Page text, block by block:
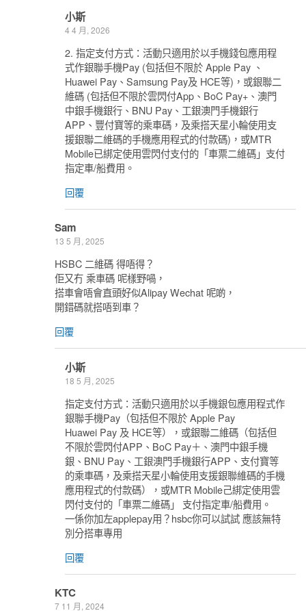
小斯
4 4 月, 2026
2. 指定支付方式：活動只適用於以手機錢包應用程
式作銀聯手機Pay (包括但不限於 Apple Pay 、
Huawei Pay、Samsung Pay及 HCE等)，或銀聯二
維碼 (包括但不限於雲閃付App、BoC Pay+、澳門
中銀手機銀行、BNU Pay、工銀澳門手機銀行
APP、豐付寶等的乘車碼，及乘搭天星小輪使用支
援銀聯二維碼的手機應用程式的付款碼)，或MTR
Mobile已綁定使用雲閃付支付的「車票二維碼」支付
指定車/船費用。
回覆
Sam
13 5 月, 2025
HSBC 二維碼 得唔得？
佢又冇 乘車碼 呢樣野喎，
搭車會唔會直頭好似Alipay Wechat 呢啲，
開錯碼就搭唔到車？
回覆
小斯
18 5 月, 2025
指定支付方式：活動只適用於以手機銀包應用程式作
銀聯手機Pay（包括但不限於 Apple Pay
Huawei Pay 及 HCE等），或銀聯二維碼（包括但
不限於雲閃付APP、BoC Pay＋、澳門中銀手機
銀、BNU Pay、工銀澳門手機銀行APP、支付寶等
的乘車碼，及乘搭天星小輪使用支援銀聯維碼的手機
應用程式的付款碼），或MTR Mobile己綁定使用雲
閃付支付的「車票二維碼」 支付指定車/船費用。
一係你加左applepay用？hsbc你可以試試 應該無特
別分搭車專用
回覆
KTC
7 11 月, 2024